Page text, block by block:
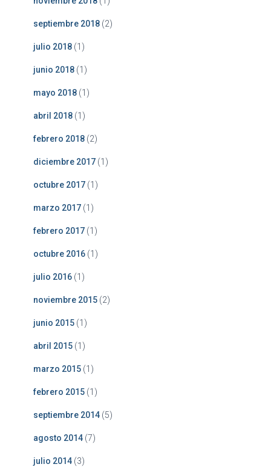
septiembre 2018 (2)
julio 2018 (1)
junio 2018 (1)
mayo 2018 (1)
abril 2018 (1)
febrero 2018 (2)
diciembre 2017 (1)
octubre 2017 (1)
marzo 2017 (1)
febrero 2017 (1)
octubre 2016 (1)
julio 2016 (1)
noviembre 2015 (2)
junio 2015 (1)
abril 2015 (1)
marzo 2015 (1)
febrero 2015 (1)
septiembre 2014 (5)
agosto 2014 (7)
julio 2014 (3)